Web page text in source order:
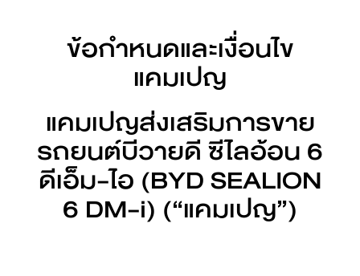
ข้อกำหนดและเงื่อนไข
แคมเปญ
แคมเปญส่งเสริมการขาย
รถยนต์บีวายดี ซีไลอ้อน 6
ดีเอ็ม-ไอ (BYD SEALION
6 DM-i) (“แคมเปญ”)